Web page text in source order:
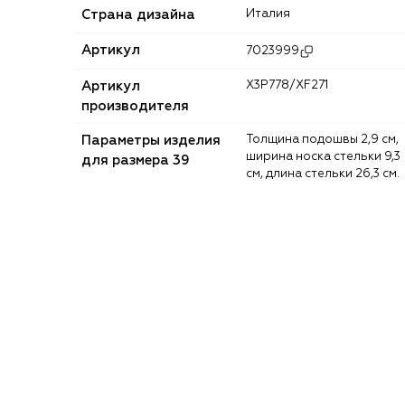
Страна дизайна Италия
Артикул 7023999
Артикул
производителя
X3P778/XF271
Параметры изделия
для размера 39
ширина носка стельки 9,3
см, длина стельки 26,3 см.